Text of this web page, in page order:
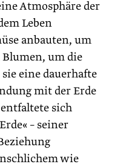
Atmosphäre der
Leben
anbauten, um
um die
eine dauerhafte
mit der Erde
sich
– seiner
wie